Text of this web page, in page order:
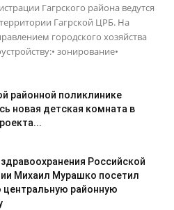
Гагрского района ведутся
Гагрской ЦРБ. На
городского хозяйства
зонирование•
районной поликлинике
новая детская комната в
Российской
Михаил Мурашко посетил
центральную районную